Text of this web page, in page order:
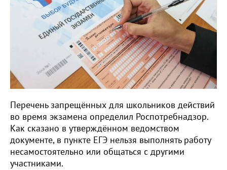
Перечень запрещённых для школьников действий
во время экзамена определил Роспотребнадзор.
Как сказано в утверждённом ведомством
документе, в пункте ЕГЭ нельзя выполнять работу
несамостоятельно или общаться с другими
участниками.